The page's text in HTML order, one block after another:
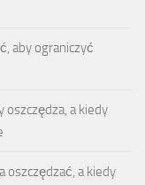
aby ograniczyć
oszczędza, a kiedy
oszczędzać, a kiedy